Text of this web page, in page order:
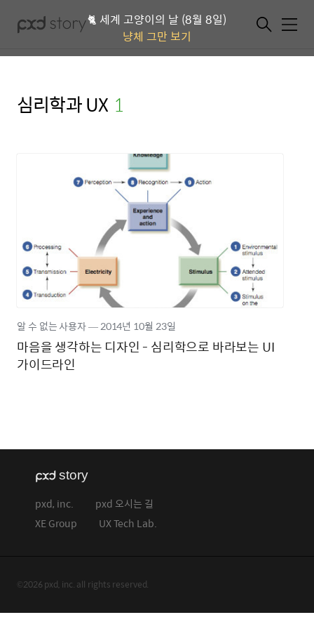
🐈 세계 고양이의 날 (8월 8일)
냥체 그만 보기
메뉴
심리학과 UX (1)
마음을 생각하는 디자인 - 심리학으로 바라보는 UI
가이드라인
알 수 없는 사용자―2014년 10월 23일
pxd, inc.
pxd 오시는 길
XE Group
UX Tech Lab.
©2026 pxd, inc. all rights reserved.